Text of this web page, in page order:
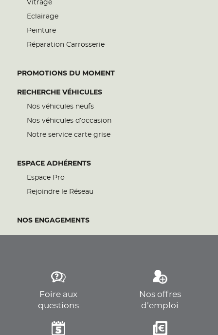
Vitrage
Eclairage
Peinture
Réparation Carrosserie
PROMOTIONS DU MOMENT
RECHERCHE VÉHICULES
Nos véhicules neufs
Nos véhicules d’occasion
Notre service carte grise
ESPACE ADHÉRENTS
Espace Pro
Rejoindre le Réseau
NOS ENGAGEMENTS
Foire aux
questions
Nos offres
d’emploi